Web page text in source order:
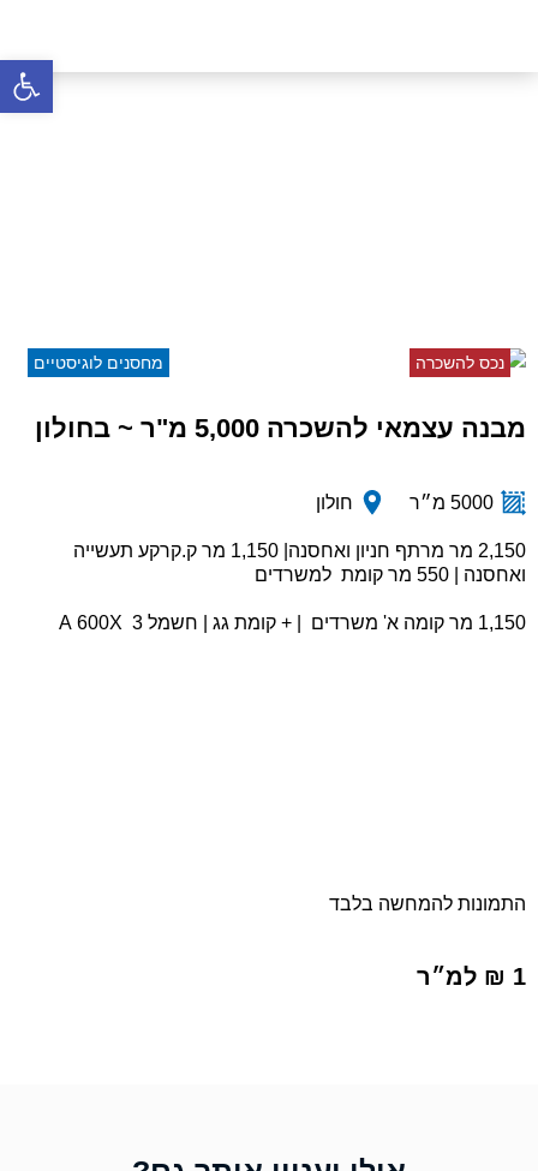
מבנה עצמאי להשכרה 5,000
מחסנים לוגיסטיים נכס להשכרה
מבנה עצמאי להשכרה 5,000 מ"ר ~ בחולון
5000 מ״ר חולון
2,150 מר מרתף חניון ואחסנה| 1,150 מר ק.קרקע תעשייה
ואחסנה | 550 מר קומת למשרדים
1,150 מר קומה א' משרדים | + קומת גג | חשמל A 600X 3
התמונות להמחשה בלבד
1 ₪ למ״ר
פתח